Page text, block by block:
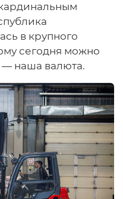
в крупного
сегодня можно
— наша валюта.